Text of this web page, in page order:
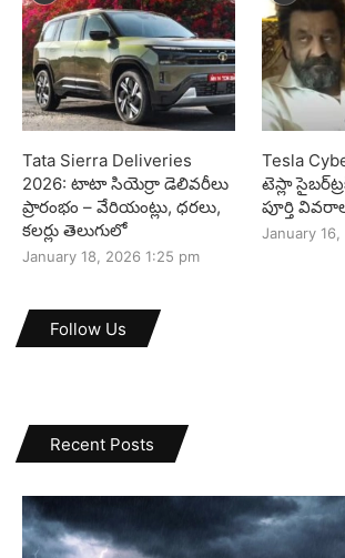
Tata Sierra Deliveries
2026: టాటా సియెర్రా డెలివరీలు
ప్రారంభం – వేరియంట్లు, ధరలు,
కలర్లు తెలుగులో
January 18, 2026 1:25 pm
Tesla
టెస్లా
పూర్తి
January
Follow Us
Recent Posts